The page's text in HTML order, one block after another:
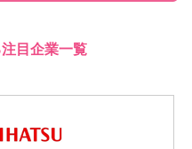
目企業一覧